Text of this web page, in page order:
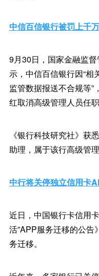
中信百信银行被罚上千
9月30日，国家金融监
示，中信百信银行因“相
监管数据报送不合规等
红取消高级管理人员任
《银行科技研究社》获
助理，属于该行高级管理
中行将关停独立信用卡
近日，中国银行卡信用
活”APP服务迁移的公
务迁移。